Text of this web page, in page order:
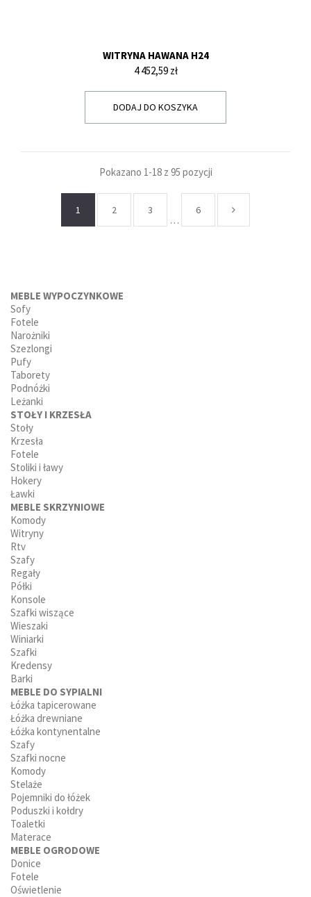
WITRYNA HAWANA H24
Cena
4 452,59 zł
DODAJ DO KOSZYKA
Pokazano 1-18 z 95 pozycji
1 2 3
…
6
MEBLE WYPOCZYNKOWE
Sofy
Fotele
Narożniki
Szezlongi
Pufy
Taborety
Podnóżki
Leżanki
STOŁY I KRZESŁA
Stoły
Krzesła
Fotele
Stoliki i ławy
Hokery
Ławki
MEBLE SKRZYNIOWE
Komody
Witryny
Rtv
Szafy
Regały
Półki
Konsole
Szafki wiszące
Wieszaki
Winiarki
Szafki
Kredensy
Barki
MEBLE DO SYPIALNI
Łóżka tapicerowane
Łóżka drewniane
Łóżka kontynentalne
Szafy
Szafki nocne
Komody
Stelaże
Pojemniki do łóżek
Poduszki i kołdry
Toaletki
Materace
MEBLE OGRODOWE
Donice
Fotele
Oświetlenie